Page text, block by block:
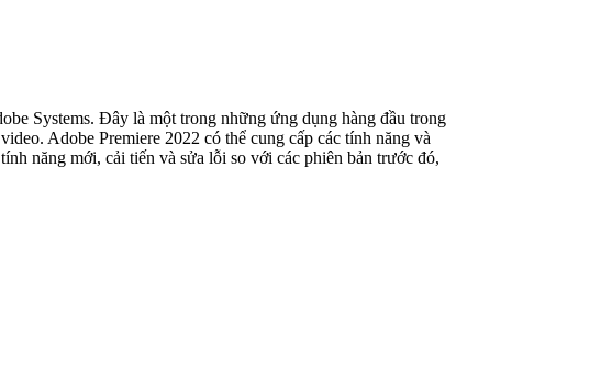
Systems. Đây là một trong những ứng dụng hàng đầu trong
Adobe Premiere 2022 có thể cung cấp các tính năng và
năng mới, cải tiến và sửa lỗi so với các phiên bản trước đó,